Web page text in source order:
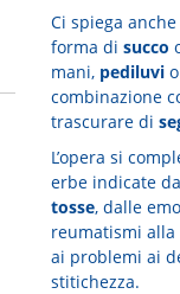
Ci spiega
forma di succo
mani, pediluvio
combinazione
trascurare di
L’opera si
erbe indicate
tosse, dalle
reumatismi alla
ai problemi ai
stitichezza.